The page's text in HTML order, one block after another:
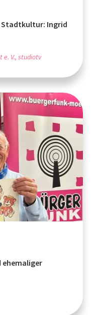
Stadtkultur: Ingrid
e. V., studiotv